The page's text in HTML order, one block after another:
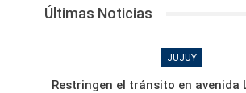
Últimas Noticias
JUJUY
Restringen el tránsito en avenida